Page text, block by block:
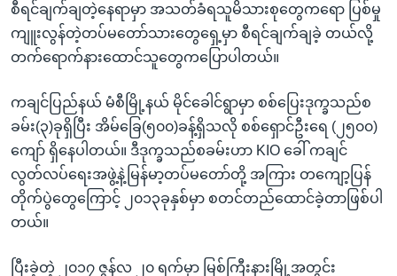
စီရင်ချက်ချတဲ့နေရာမှာ အသတ်ခံရသူမိသားစုတွေကရော ပြစ်မှု
ကျူးလွန်တဲ့တပ်မတော်သားတွေရှေ့မှာ စီရင်ချက်ချခဲ့ တယ်လို့
တက်ရောက်နားထောင်သူတွေကပြောပါတယ်။
ကချင်ပြည်နယ် မံစီမြို့နယ် မိုင်ခေါင်ရွာမှာ စစ်ပြေးဒုက္ခသည်စ
ခမ်း(၃)ခုရှိပြီး အိမ်ခြေ(၅၀၀)ခန့်ရှိသလို စစ်ရှောင်ဦးရေ (၂၅၀၀)
ကျော် ရှိနေပါတယ်။ ဒီဒုက္ခသည်စခမ်းဟာ KIO ခေါ် ကချင်
လွတ်လပ်ရေးအဖွဲ့နဲ့မြန်မာ့တပ်မတော်တို့ အကြား တကျော့ပြန်
တိုက်ပွဲတွေကြောင့် ၂၀၁၃ခုနှစ်မှာ စတင်တည်ထောင်ခဲ့တာဖြစ်ပါ
တယ်။
ပြီးခဲ့တဲ့ ၂၀၁၇ ဇွန်လ ၂၀ ရက်မှာ မြစ်ကြီးနားမြို့အတွင်း